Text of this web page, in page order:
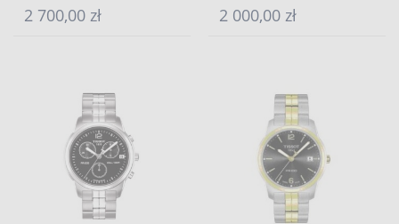
2 700,00 zł 2 000,00 zł